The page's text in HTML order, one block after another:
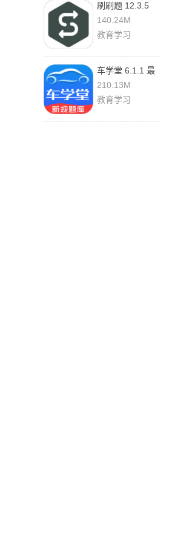
刷刷题 12.3.5
安卓版
140.24M
教育学习
车学堂 6.1.1 最
新版
210.13M
教育学习